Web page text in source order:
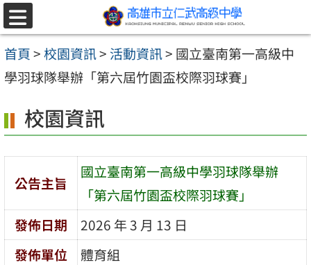
跳至主要內容區
選
單
首頁>校園資訊> 活動資訊> 國立臺南第一高級中
學羽球隊舉辦「第六屆竹園盃校際羽球賽」
校園資訊
公告主旨
國立臺南第一高級中學羽球隊舉辦
「第六屆竹園盃校際羽球賽」
發佈日期
2026 年 3 月 13 日
發佈單位
體育組